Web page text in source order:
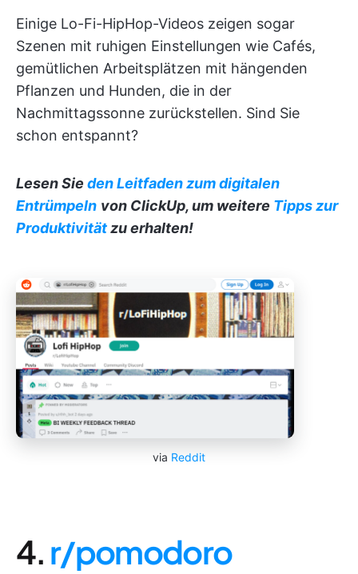
Einige Lo-Fi-HipHop-Videos zeigen sogar
Szenen mit ruhigen Einstellungen wie Cafés,
gemütlichen Arbeitsplätzen mit hängenden
Pflanzen und Hunden, die in der
Nachmittagssonne zurückstellen. Sind Sie
schon entspannt?
Lesen Sie denLeitfaden zum digitalen
Entrümpeln von ClickUp, um weitere Tipps zur
Produktivitätzu erhalten!
via Reddit
4.r/pomodoro